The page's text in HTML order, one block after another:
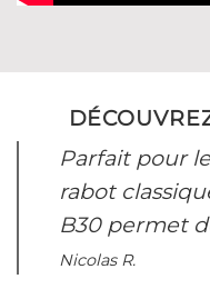
Parfait pour
rabot
B30 permet
Nicolas R.